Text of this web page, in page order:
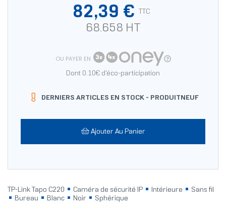
82,39 € TTC
68.658 HT
OU PAYER EN
Dont 0.10€ d'éco-participation
DERNIERS ARTICLES EN STOCK - PRODUITNEUF
Ajouter Au Panier
TP-Link Tapo C220 Caméra de sécurité IP Intérieure
Sans fil
Bureau
Blanc Noir Sphérique